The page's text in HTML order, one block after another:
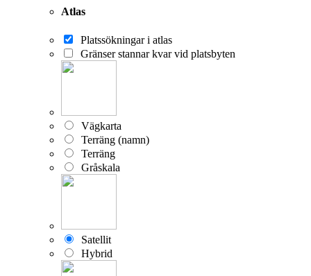
Atlas
Platssökningar i atlas
Gränser stannar kvar vid platsbyten
Vägkarta
Terräng (namn)
Terräng
Gråskala
Satellit
Hybrid